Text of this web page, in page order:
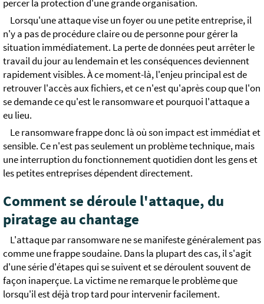
percer la protection d'une grande organisation.
Lorsqu'une attaque vise un foyer ou une petite entreprise, il
n'y a pas de procédure claire ou de personne pour gérer la
situation immédiatement. La perte de données peut arrêter le
travail du jour au lendemain et les conséquences deviennent
rapidement visibles. À ce moment-là, l'enjeu principal est de
retrouver l'accès aux fichiers, et ce n'est qu'après coup que l'on
se demande ce qu'est le ransomware et pourquoi l'attaque a
eu lieu.
Le ransomware frappe donc là où son impact est immédiat et
sensible. Ce n'est pas seulement un problème technique, mais
une interruption du fonctionnement quotidien dont les gens et
les petites entreprises dépendent directement.
Comment se déroule l'attaque, du
piratage au chantage
L'attaque par ransomware ne se manifeste généralement pas
comme une frappe soudaine. Dans la plupart des cas, il s'agit
d'une série d'étapes qui se suivent et se déroulent souvent de
façon inaperçue. La victime ne remarque le problème que
lorsqu'il est déjà trop tard pour intervenir facilement.